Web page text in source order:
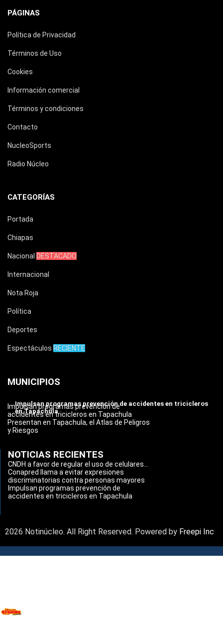
PÁGINAS
Política de Privacidad
Términos de Uso
Cookies
Información comercial
Términos y condiciones
Contacto
NucleoSports
Radio Núcleo
CATEGORÍAS
Portada
Chiapas
Nacional DESTACADO
Internacional
Nota Roja
Política
Deportes
Espectáculos RECIENTE
MUNICIPIOS
Impulsan programas prevención de accidentes en tricicleros
en Tapachula
Impulsan programas prevención de
accidentes en tricicleros en Tapachula
Presentan en Tapachula, el Atlas de Peligros
y Riesgos
NOTICIAS RECIENTES
CNDH a favor de regular el uso de celulares...
Conapred llama a evitar expresiones
discriminatorias contra personas mayores
Impulsan programas prevención de
accidentes en tricicleros en Tapachula
2026 Notinúcleo. All Right Reserved. Powered by Freepi Inc